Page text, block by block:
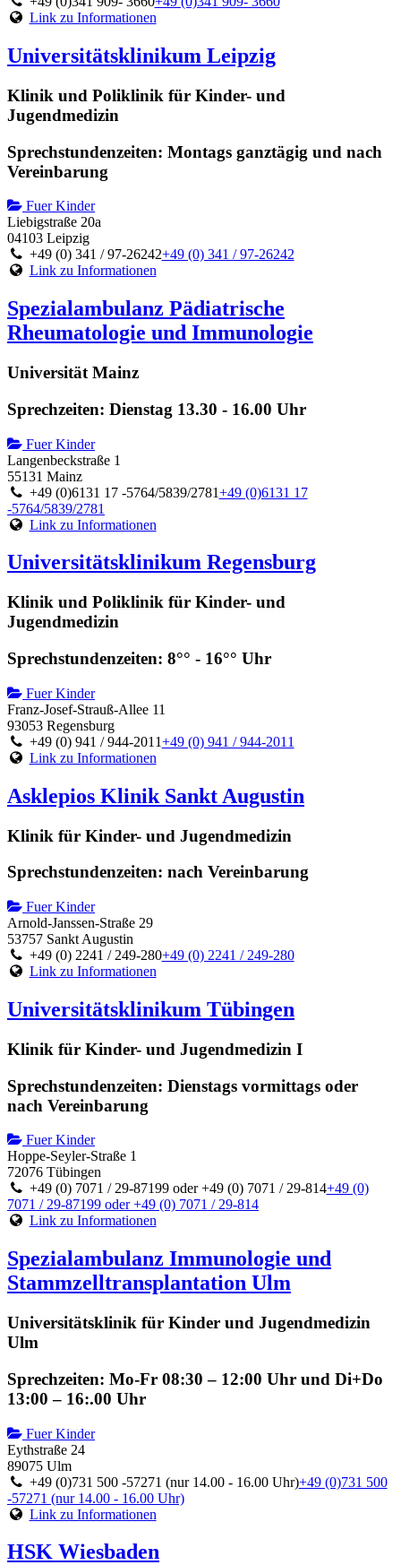
Link zu Informationen
Universitätsklinikum Leipzig
Klinik und Poliklinik für Kinder- und
Jugendmedizin
Sprechstundenzeiten: Montags ganztägig und nach
Vereinbarung
Fuer Kinder
Liebigstraße 20a
04103 Leipzig
+49 (0) 341 / 97-26242+49 (0) 341 / 97-26242
Link zu Informationen
Spezialambulanz Pädiatrische
Rheumatologie und Immunologie
Universität Mainz
Sprechzeiten: Dienstag 13.30 - 16.00 Uhr
Fuer Kinder
Langenbeckstraße 1
55131 Mainz
+49 (0)6131 17 -5764/5839/2781+49 (0)6131 17
-5764/5839/2781
Link zu Informationen
Universitätsklinikum Regensburg
Klinik und Poliklinik für Kinder- und
Jugendmedizin
Sprechstundenzeiten: 8°° - 16°° Uhr
Fuer Kinder
Franz-Josef-Strauß-Allee 11
93053 Regensburg
+49 (0) 941 / 944-2011+49 (0) 941 / 944-2011
Link zu Informationen
Asklepios Klinik Sankt Augustin
Klinik für Kinder- und Jugendmedizin
Sprechstundenzeiten: nach Vereinbarung
Fuer Kinder
Arnold-Janssen-Straße 29
53757 Sankt Augustin
+49 (0) 2241 / 249-280+49 (0) 2241 / 249-280
Link zu Informationen
Universitätsklinikum Tübingen
Klinik für Kinder- und Jugendmedizin I
Sprechstundenzeiten: Dienstags vormittags oder
nach Vereinbarung
Fuer Kinder
Hoppe-Seyler-Straße 1
72076 Tübingen
+49 (0) 7071 / 29-87199 oder +49 (0) 7071 / 29-814+49 (0)
7071 / 29-87199 oder +49 (0) 7071 / 29-814
Link zu Informationen
Spezialambulanz Immunologie und
Stammzelltransplantation Ulm
Universitätsklinik für Kinder und Jugendmedizin
Ulm
Sprechzeiten: Mo-Fr 08:30 – 12:00 Uhr und Di+Do
13:00 – 16:.00 Uhr
Fuer Kinder
Eythstraße 24
89075 Ulm
+49 (0)731 500 -57271 (nur 14.00 - 16.00 Uhr)+49 (0)731 500
-57271 (nur 14.00 - 16.00 Uhr)
Link zu Informationen
HSK Wiesbaden